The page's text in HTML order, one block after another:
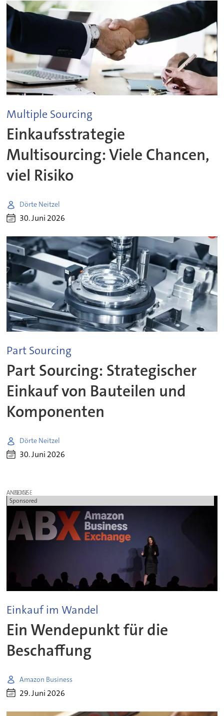
Multiple Sourcing
Einkaufsstrategie
Multisourcing: Viele Chancen,
viel Risiko
Dörte Neitzel
30. Juni 2026
Part Sourcing
Part Sourcing: Strategischer
Einkauf von Bauteilen und
Komponenten
Dörte Neitzel
30. Juni 2026
ANZEIGE
Sponsored
Einkauf im Wandel
Ein Wendepunkt für die
Beschaffung
Amazon Business
29. Juni 2026